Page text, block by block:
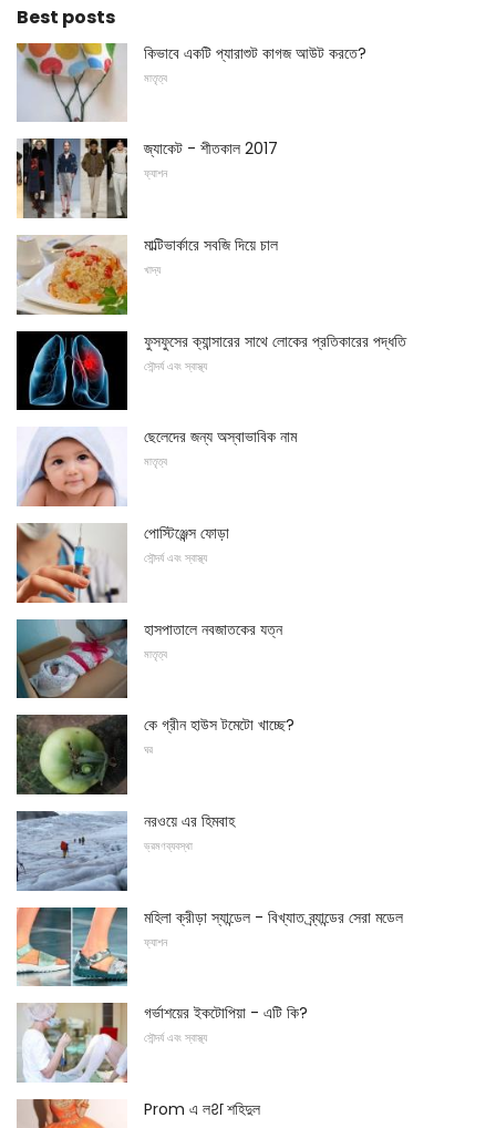
Best posts
কিভাবে একটি প্যারাশুট কাগজ আউট করতে?
মাতৃত্ব
জ্যাকেট - শীতকাল 2017
ফ্যাশন
মাল্টিভার্কারে সবজি দিয়ে চাল
খাদ্য
ফুসফুসের ক্যান্সারের সাথে লোকের প্রতিকারের পদ্ধতি
সৌন্দর্য এবং স্বাস্থ্য
ছেলেদের জন্য অস্বাভাবিক নাম
মাতৃত্ব
পোস্টিঞ্জেন্স ফোড়া
সৌন্দর্য এবং স্বাস্থ্য
হাসপাতালে নবজাতকের যত্ন
মাতৃত্ব
কে গ্রীন হাউস টমেটো খাচ্ছে?
ঘর
নরওয়ে এর হিমবাহ
ভ্রমণব্যবস্থা
মহিলা ক্রীড়া স্যান্ডেল - বিখ্যাত ব্র্যান্ডের সেরা মডেল
ফ্যাশন
গর্ভাশয়ের ইকটোপিয়া - এটি কি?
সৌন্দর্য এবং স্বাস্থ্য
Prom এ লश শহিদুল